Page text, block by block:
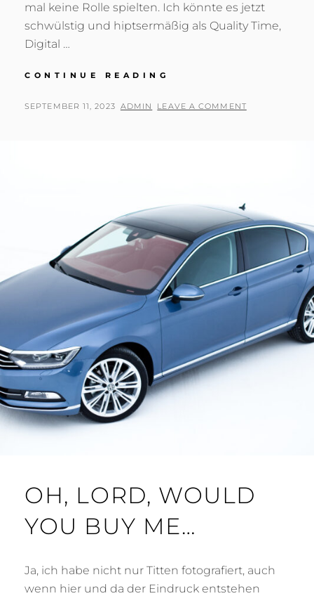
mal keine Rolle spielten. Ich könnte es jetzt
schwülstig und hiptsermäßig als Quality Time,
Digital …
CONTINUE READING
JARL
POSTED
SEPTEMBER 11, 2023 BY
ADMIN LEAVE A COMMENT
OH, LORD, WOULD
YOU BUY ME…
Ja, ich habe nicht nur Titten fotografiert, auch
wenn hier und da der Eindruck entstehen